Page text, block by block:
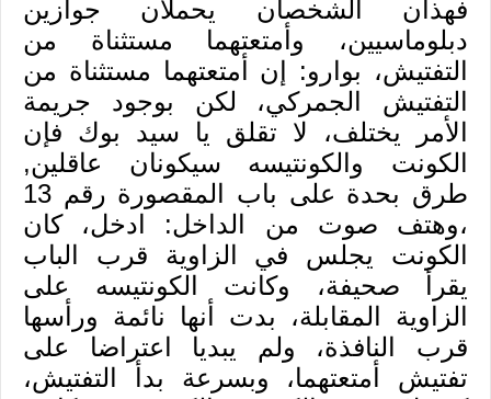
فهذان الشخصان يحملان جوازين
دبلوماسيين، وأمتعتهما مستثناة من
التفتيش، بوارو: إن أمتعتهما مستثناة من
التفتيش الجمركي، لكن بوجود جريمة
الأمر يختلف، لا تقلق يا سيد بوك فإن
الكونت والكونتيسه سيكونان عاقلين,
طرق بحدة على باب المقصورة رقم 13
،وهتف صوت من الداخل: ادخل، كان
الكونت يجلس في الزاوية قرب الباب
يقرأ صحيفة، وكانت الكونتيسه على
الزاوية المقابلة، بدت أنها نائمة ورأسها
قرب النافذة، ولم يبديا اعتراضا على
تفتيش أمتعتهما، وبسرعة بدأ التفتيش،